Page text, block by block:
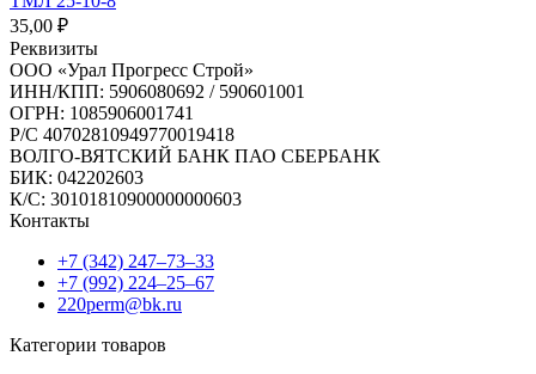
35,00 ₽
Реквизиты
ООО «Урал Прогресс Строй»
ИНН/КПП: 5906080692 / 590601001
ОГРН: 1085906001741
Р/C 40702810949770019418
ВОЛГО-ВЯТСКИЙ БАНК ПАО СБЕРБАНК
БИК: 042202603
К/С: 30101810900000000603
Контакты
+7 (342) 247‒73‒33
+7 (992) 224‒25‒67
220perm@bk.ru
Категории товаров